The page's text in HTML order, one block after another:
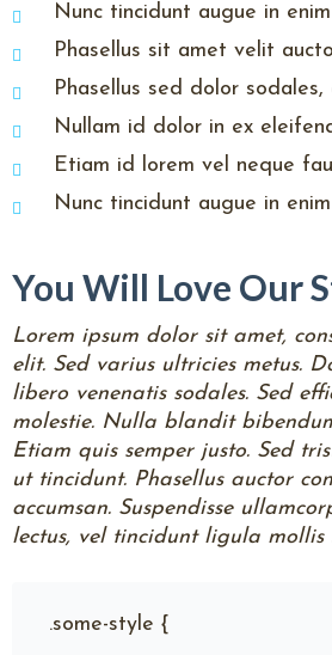
Nunc tincidunt augue in
Phasellus sit amet velit
Phasellus sed dolor
Nullam id dolor in ex
Etiam id lorem vel neque
Nunc tincidunt augue in
You Will Love Our
Lorem ipsum dolor sit amet,
elit. Sed varius ultricies metus.
libero venenatis sodales. Sed
molestie. Nulla blandit
Etiam quis semper justo. Sed
ut tincidunt. Phasellus auctor
accumsan. Suspendisse
lectus, vel tincidunt ligula mollis
.some-style {